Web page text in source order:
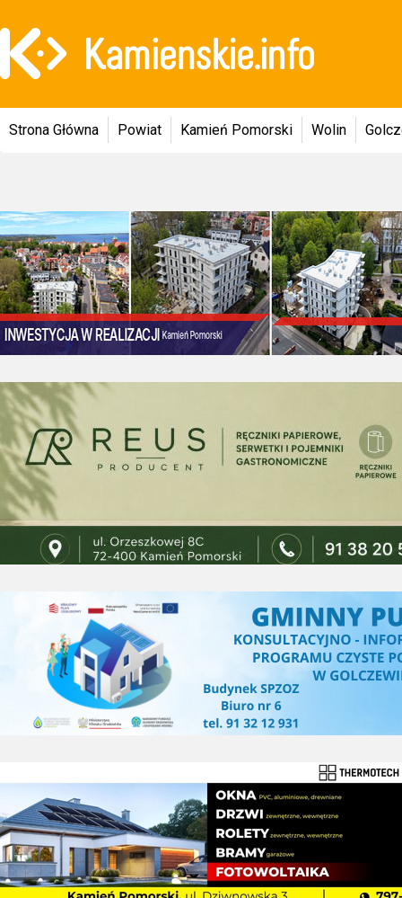
Strona Główna Powiat Kamień Pomorski Wolin